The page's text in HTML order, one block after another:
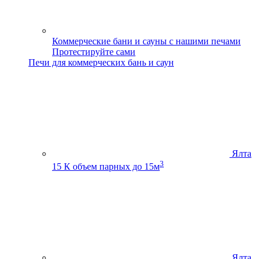
Коммерческие бани и сауны с нашими печами
Протестируйте сами
Печи для коммерческих бань и саун
Ялта
15 К объем парных до 15м3